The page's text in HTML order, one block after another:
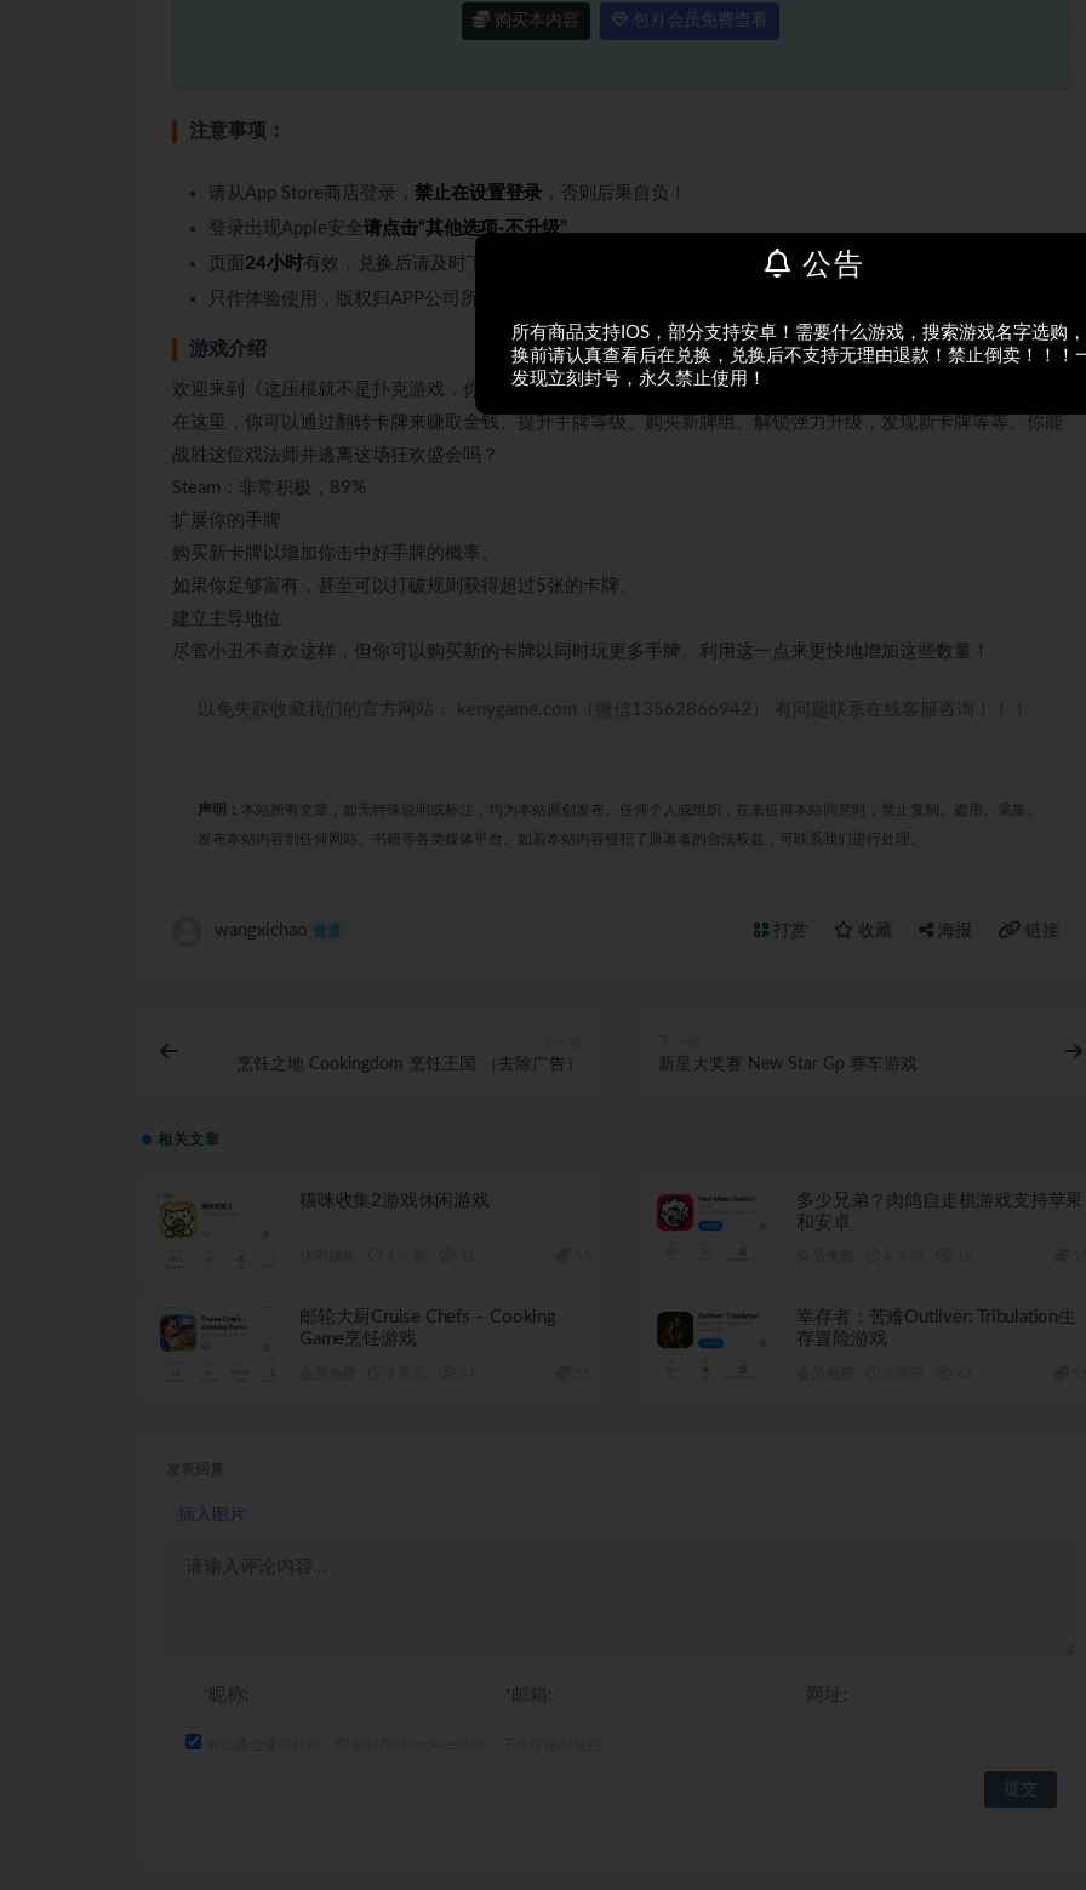
购买本内容 包月会员免费查看
注意事项：
请从App Store商店登录， 禁止在设置登录 ，否则后果自负！
登录出现Apple安全请点击“其他选项-不升级”
页面 24小时有效，兑换后请及时下载，过期不候~
只作体验使用，版权归APP公司所有。
游戏介绍
欢迎来到《这压根就不是扑克游戏，你个小丑》——款独特的渐进式休闲点击游戏。
在这里，你可以通过翻转卡牌来赚取金钱、提升手牌等级、购买新牌组、解锁强力升级，发现新卡牌等等。你能
战胜这位戏法师并逃离这场狂欢盛会吗？
Steam：非常积极，89%
扩展你的手牌
购买新卡牌以增加你击中好手牌的概率。
如果你足够富有，甚至可以打破规则获得超过5张的卡牌。
建立主导地位
尽管小丑不喜欢这样，但你可以购买新的卡牌以同时玩更多手牌。利用这一点来更快地增加这些数量！
以免失联收藏我们的官方网站： kenygame.com（微信13562866942） 有问题联系在线客服咨询！！！
声明： 本站所有文章，如无特殊说明或标注，均为本站原创发布。任何个人或组织，在未征得本站同意时，禁止复制、盗用、采集、
发布本站内容到任何网站、书籍等各类媒体平台。如若本站内容侵犯了原著者的合法权益，可联系我们进行处理。
wangxichao 普通 打赏 收藏 海报 链接
烹饪之地 Cookingdom 烹饪王国 （去除广告） 新星大奖赛 New Star Gp 赛车游戏
相关文章
猫咪收集2游戏休闲游戏
多少兄弟？肉鸽自走棋游戏支持苹果
和安卓
邮轮大厨Cruise Chefs – Cooking
Game烹饪游戏
幸存者：苦难Outliver: Tribulation生
存冒险游戏
插入图片
公告
所有商品支持IOS，部分支持安卓！需要什么游戏，搜索游戏名字选购
换前请认真查看后在兑换，兑换后不支持无理由退款！禁止倒卖！！！
发现立刻封号，永久禁止使用！